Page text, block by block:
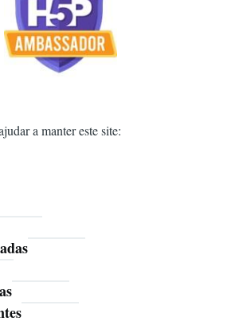
a manter este site: